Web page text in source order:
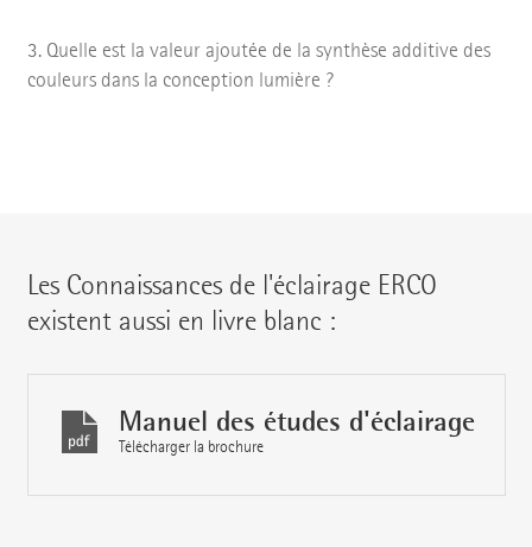
Quelle est la valeur ajoutée de la synthèse additive des
couleurs dans la conception lumière ?
Les Connaissances de l'éclairage ERCO
existent aussi en livre blanc :
Manuel des études d'éclairage
Télécharger la brochure